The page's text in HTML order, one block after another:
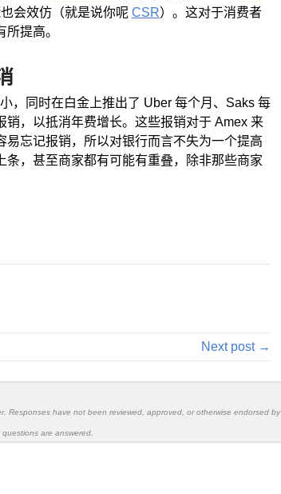
会效仿（就是说你呢 CSR）。这对于消费者
提高。
，同时在白金上推出了 Uber 每个月、Saks 每
，以抵消年费增长。这些报销对于 Amex 来
忘记报销，所以对银行而言不失为一个提高
，甚至商家都有可能有重叠，除非那些商家
Next post →
Responses have not been reviewed, approved, or otherwise endorsed by
are answered.